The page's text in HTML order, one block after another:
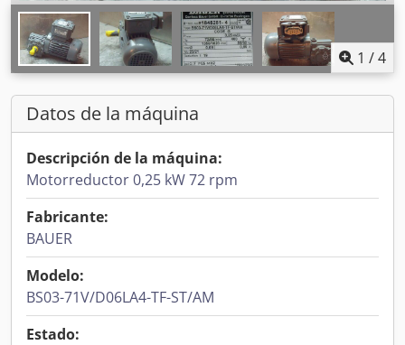
1 /4
Datos de la máquina
Descripción de la máquina:
Motorreductor 0,25 kW 72 rpm
Fabricante:
BAUER
Modelo:
BS03-71V/D06LA4-TF-ST/AM
Estado: